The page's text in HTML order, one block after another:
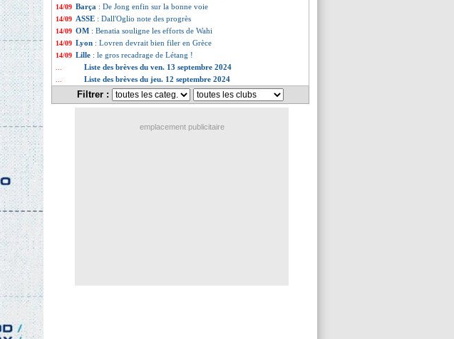
14/09 Barça : De Jong enfin sur la bonne voie
14/09 ASSE : Dall'Oglio note des progrès
14/09 OM : Benatia souligne les efforts de Wahi
14/09 Lyon : Lovren devrait bien filer en Grèce
14/09 Lille : le gros recadrage de Létang !
Liste des brèves du ven. 13 septembre 2024
Liste des brèves du jeu. 12 septembre 2024
Filtrer :
emplacement publicitaire